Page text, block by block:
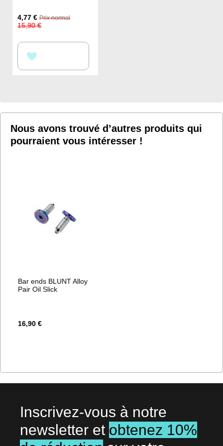
Prix
Spécial
4,77 € Prix normal
15,90 €
À
D’ENVIE
Nous avons trouvé d’autres produits qui
pourraient vous intéresser !
Bar ends BLUNT Alloy
Pair Oil Slick
16,90 €
Inscrivez-vous à notre
newsletter et obtenez 10%